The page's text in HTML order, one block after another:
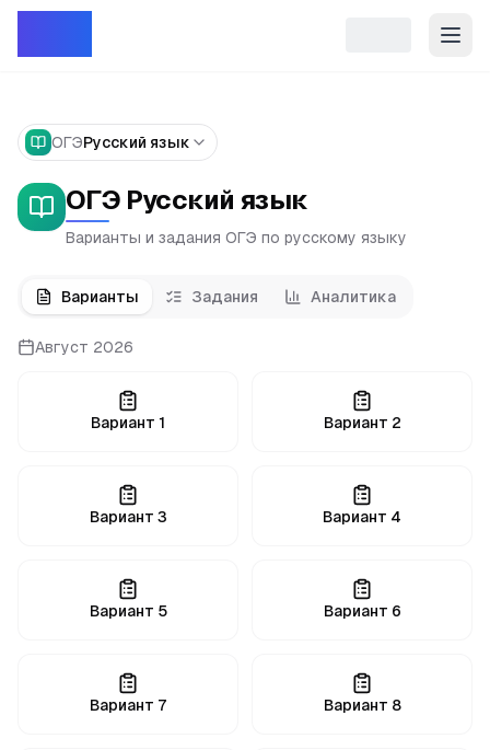
ОГЭРусский язык
ОГЭ Русский язык
Варианты и задания ОГЭ по русскому языку
Варианты Задания Аналитика
Август 2026
Вариант 1 Вариант 2
Вариант 3 Вариант 4
Вариант 5 Вариант 6
Вариант 7 Вариант 8